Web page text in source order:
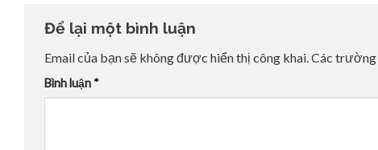
Để lại một bình luận
Email của bạn sẽ không được hiển thị công khai.Các trường
Bình luận *